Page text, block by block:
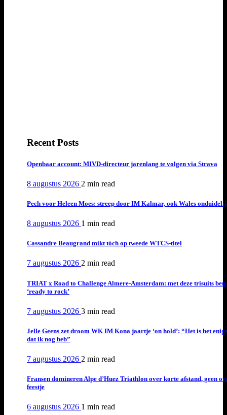
Recent Posts
Openbaar account: MIVD-directeur jarenlang te volgen via Strava
8 augustus 2026 2 min read
Pech voor Heleen Moes: streep door IM Kalmar, ook Wales
8 augustus 2026 1 min read
Cassandre Beaugrand mikt tóch op tweede WTCS-titel
7 augustus 2026 2 min read
TRIAT x Road to Challenge Almere-Amsterdam: met deze trisuits ben
‘ready to rock’
7 augustus 2026 3 min read
Jelle Geens zet droom WK IM Kona jaartje ‘on hold’: “Het is het
dat ik nog heb”
7 augustus 2026 2 min read
Fransen domineren Alpe d’Huez Triathlon over korte afstand, geen
feestje
6 augustus 2026 1 min read